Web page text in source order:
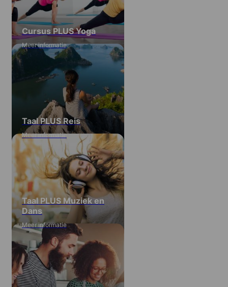
Cursus PLUS Yoga
Meer informatie
Taal PLUS Reis
Meer informatie
Taal PLUS Muziek en
Dans
Meer informatie